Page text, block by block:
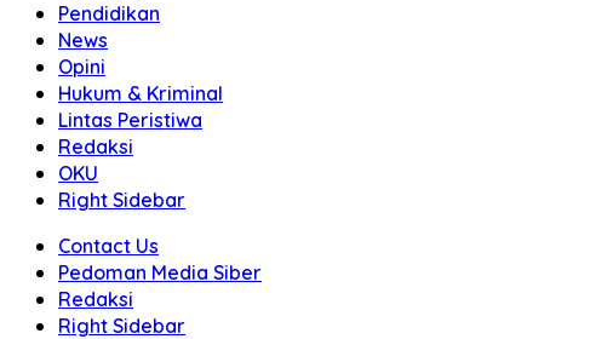
Pendidikan
News
Opini
Hukum & Kriminal
Lintas Peristiwa
Redaksi
OKU
Right Sidebar
Contact Us
Pedoman Media Siber
Redaksi
Right Sidebar